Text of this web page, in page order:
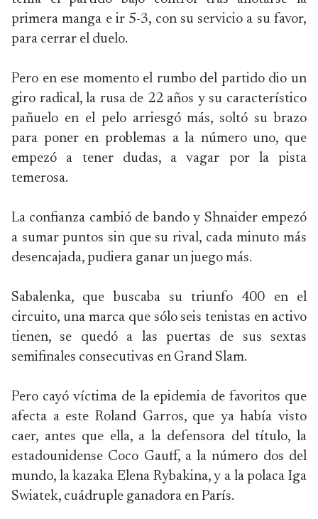
primera manga e ir 5-3, con su servicio a su favor,
para cerrar el duelo.
Pero en ese momento el rumbo del partido dio un
giro radical, la rusa de 22 años y su característico
pañuelo en el pelo arriesgó más, soltó su brazo
para poner en problemas a la número uno, que
empezó a tener dudas, a vagar por la pista
temerosa.
La confianza cambió de bando y Shnaider empezó
a sumar puntos sin que su rival, cada minuto más
desencajada, pudiera ganar un juego más.
Sabalenka, que buscaba su triunfo 400 en el
circuito, una marca que sólo seis tenistas en activo
tienen, se quedó a las puertas de sus sextas
semifinales consecutivas en Grand Slam.
Pero cayó víctima de la epidemia de favoritos que
afecta a este Roland Garros, que ya había visto
caer, antes que ella, a la defensora del título, la
estadounidense Coco Gauff, a la número dos del
mundo, la kazaka Elena Rybakina, y a la polaca Iga
Swiatek, cuádruple ganadora en París.